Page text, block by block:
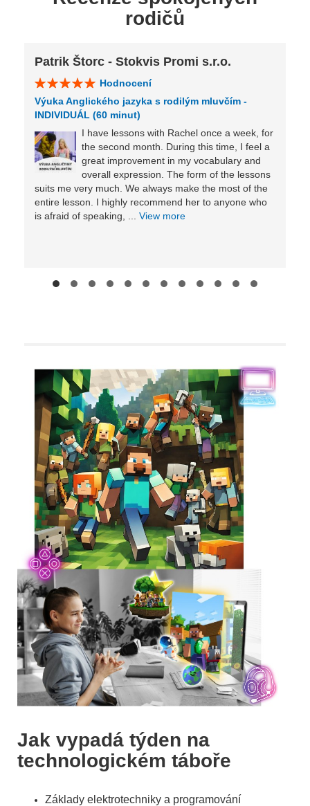
rodičů
Patrik Štorc - Stokvis Promi s.r.o.
Hodnocení
Výuka Anglického jazyka s rodilým mluvčím -
INDIVIDUÁL (60 minut)
I have lessons with Rachel once a week, for
the second month. During this time, I feel a
great improvement in my vocabulary and
overall expression. The form of the lessons
suits me very much. We always make the most of the
entire lesson. I highly recommend her to anyone who
is afraid of speaking, ... View more
Jak vypadá týden na
technologickém táboře
Základy elektrotechniky a programování